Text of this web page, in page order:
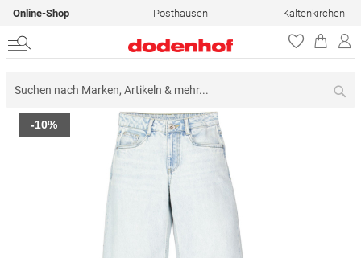
Online-Shop Posthausen Kaltenkirchen
Zum
Ende
-10%